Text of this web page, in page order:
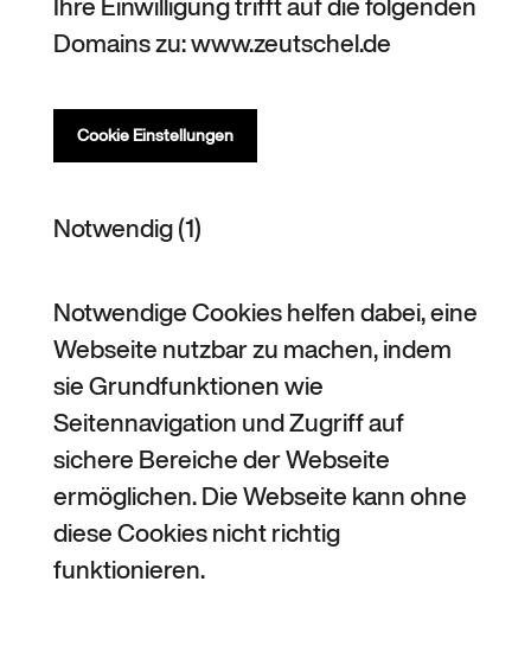
Domains zu: www.zeutschel.de
Cookie Einstellungen
Notwendig (1)
Notwendige Cookies helfen dabei, eine
Webseite nutzbar zu machen, indem
sie Grundfunktionen wie
Seitennavigation und Zugriff auf
sichere Bereiche der Webseite
ermöglichen. Die Webseite kann ohne
diese Cookies nicht richtig
funktionieren.